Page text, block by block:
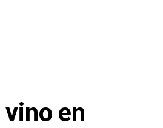
en